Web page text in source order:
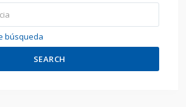
búsqueda
SEARCH